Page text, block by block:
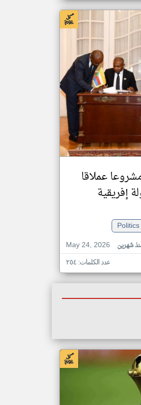
عملاقا
إفريقية
Politics
May 24, 2026
شهرين
عدد الكلمات: ٢٥٤